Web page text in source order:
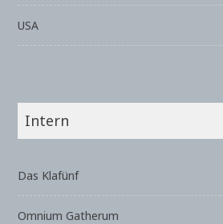
USA
Intern
Das Klafünf
Omnium Gatherum